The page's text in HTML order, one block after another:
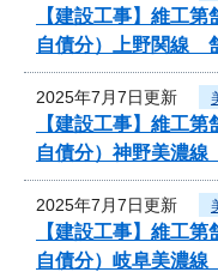
【建設工事】維工
自債分）上野関線
2025年7月7日更新
【建設工事】維工
自債分）神野美濃
2025年7月7日更新
【建設工事】維工
自債分）岐阜美濃